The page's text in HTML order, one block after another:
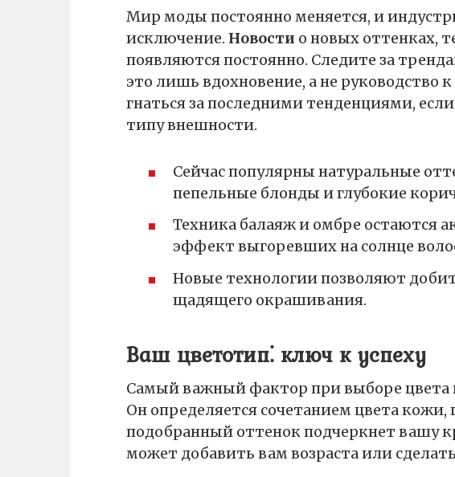
Мир моды постоянно меняется, и
исключение. Новости о новых оттенках,
появляются постоянно. Следите за
это лишь вдохновение, а не руководство
гнаться за последними тенденциями,
типу внешности.
Сейчас популярны натуральные
пепельные блонды и глубокие
Техника балаяж и омбре остаются
эффект выгоревших на солнце
Новые технологии позволяют
щадящего окрашивания.
Ваш цветотип⁚ ключ к успеху
Самый важный фактор при выборе цвета
Он определяется сочетанием цвета кожи,
подобранный оттенок подчеркнет вашу
может добавить вам возраста или